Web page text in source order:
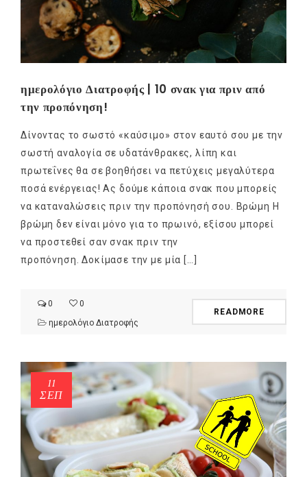
ημερολόγιο Διατροφής | 10 σνακ για πριν από
την προπόνηση!
Δίνοντας το σωστό «καύσιμο» στον εαυτό σου με την
σωστή αναλογία σε υδατάνθρακες, λίπη και
πρωτεΐνες θα σε βοηθήσει να πετύχεις μεγαλύτερα
ποσά ενέργειας! Ας δούμε κάποια σνακ που μπορείς
να καταναλώσεις πριν την προπόνησή σου. Βρώμη Η
βρώμη δεν είναι μόνο για το πρωινό, εξίσου μπορεί
να προστεθεί σαν σνακ πριν την
προπόνηση. Δοκίμασε την με μία […]
0
0
ημερολόγιο Διατροφής
READMORE
11
ΣΕΠ